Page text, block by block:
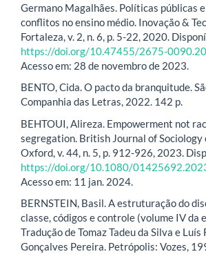
Germano Magalhães. Políticas públicas
conflitos no ensino médio. Inovação &
Fortaleza, v. 2, n. 6, p. 5-22, 2020.
https://doi.org/10.47455/2675-
Acesso em: 28 de novembro de 2023.
BENTO, Cida. O pacto da branquitude.
Companhia das Letras, 2022. 142 p.
BEHTOUI, Alireza. Empowerment not
segregation. British Journal of Sociology
Oxford, v. 44, n. 5, p. 912-926, 2023.
https://doi.org/10.1080/
Acesso em: 11 jan. 2024.
BERNSTEIN, Basil. A estruturação do
classe, códigos e controle (volume IV da
Tradução de Tomaz Tadeu da Silva e Luís
Gonçalves Pereira. Petrópolis: Vozes,